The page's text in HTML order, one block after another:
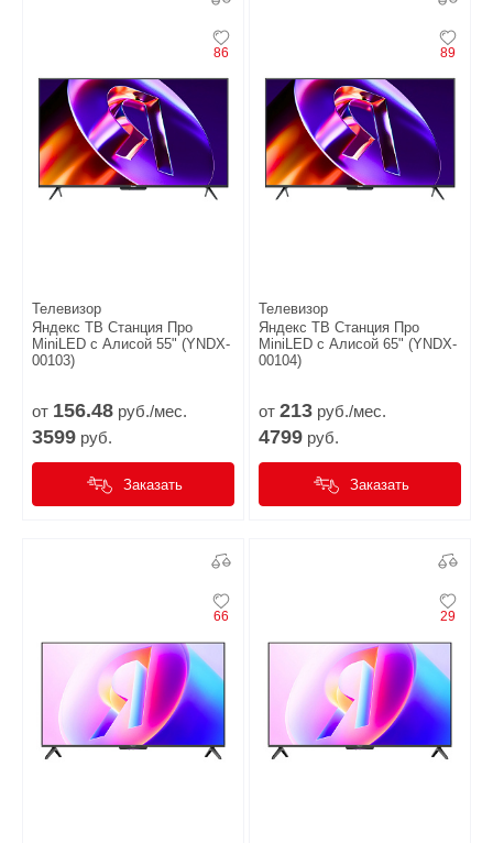
86
Телевизор
Яндекс ТВ Станция Про
MiniLED с Алисой 55" (YNDX-
00103)
от 156.48 руб./мес.
3599 руб.
Заказать
89
Телевизор
Яндекс ТВ Станция Про
MiniLED с Алисой 65" (YNDX-
00104)
от 213 руб./мес.
4799 руб.
Заказать
66 29